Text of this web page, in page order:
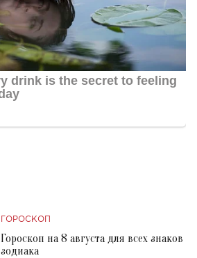
ГОРОСКОП
Гороскоп на 8 августа для всех знаков
зодиака